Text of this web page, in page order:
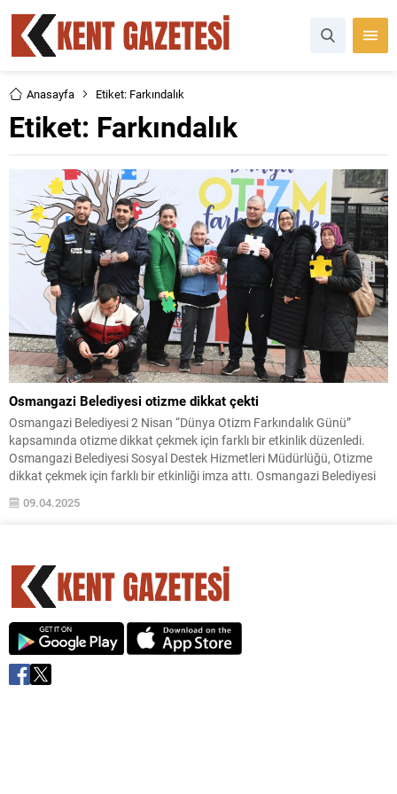
Anasayfa Etiket: Farkındalık
Etiket: Farkındalık
Osmangazi Belediyesi otizme dikkat çekti
Osmangazi Belediyesi 2 Nisan “Dünya Otizm Farkındalık Günü”
kapsamında otizme dikkat çekmek için farklı bir etkinlik düzenledi.
Osmangazi Belediyesi Sosyal Destek Hizmetleri Müdürlüğü, Otizme
dikkat çekmek için farklı bir etkinliği imza attı. Osmangazi Belediyesi
yaptığı el emeği ürünler Zafer Plaza Meydan’ında...
09.04.2025